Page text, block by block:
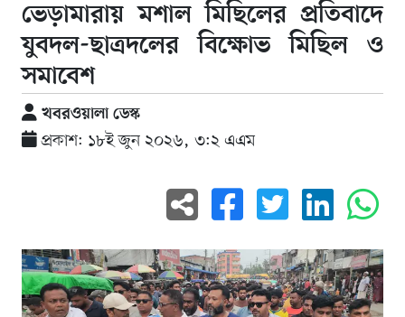
ভেড়ামারায় মশাল মিছিলের প্রতিবাদে
যুবদল-ছাত্রদলের বিক্ষোভ মিছিল ও
সমাবেশ
খবরওয়ালা ডেস্ক
প্রকাশ: ১৮ই জুন ২০২৬, ৩:২ এএম